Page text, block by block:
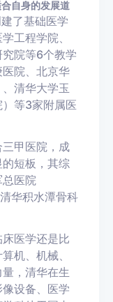
自身的发展道
了基础医学
工程学院、
院等6个教学
院、北京华
清华大学玉
等3家附属医
甲医院，成
短板，其综
医院
华积水潭骨科
医学还是比
机、机械、
，清华在生
设备、医学